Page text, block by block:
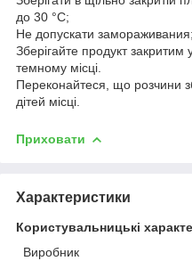
до 30 °С;
Не допускати замораживания;
Зберігайте продукт
темному місці.
Переконайтеся, що розчини
дітей місці.
Приховати
Характеристики
Користувальницькі
Виробник